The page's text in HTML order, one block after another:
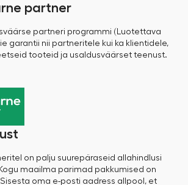
partner
partneri programmi (Luotettava
garantii nii partneritele kui ka klientidele,
tooteid ja usaldusväärset teenust.
on palju suurepäraseid allahindlusi
maailma parimad pakkumised on
oma e-posti aadress allpool, et